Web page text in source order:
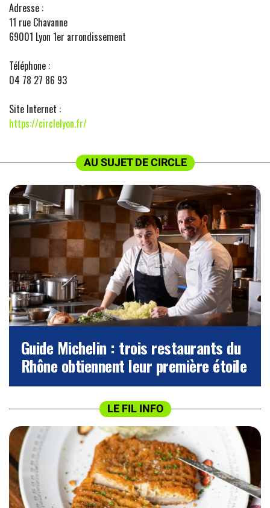
Adresse :
11 rue Chavanne
69001 Lyon 1er arrondissement
Téléphone :
04 78 27 86 93
Site Internet :
https://circlelyon.fr/
AU SUJET DE CIRCLE
Guide Michelin : trois restaurants du
Rhône obtiennent leur première étoile
LE FIL INFO